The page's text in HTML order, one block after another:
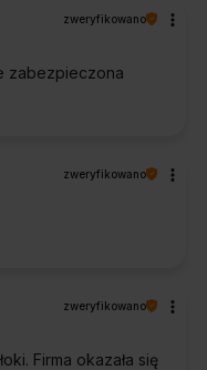
zweryfikowano
zabezpieczona
zweryfikowano
zweryfikowano
Firma okazała się